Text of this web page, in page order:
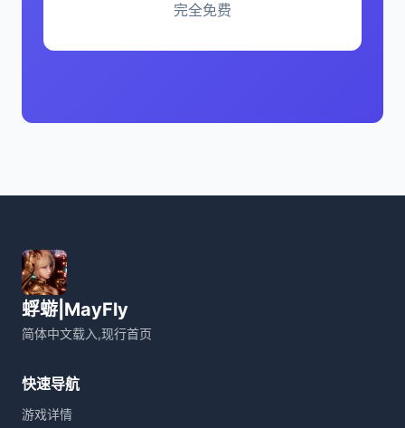
完全免费
蜉蝣|MayFly
简体中文载入,现行首页
快速导航
游戏详情